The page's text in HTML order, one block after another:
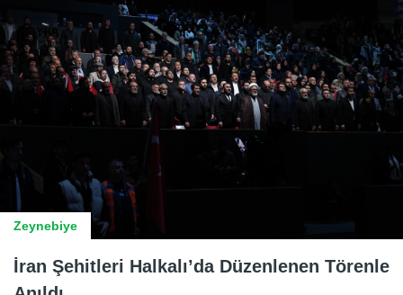
Zeynebiye
İran Şehitleri Halkalı’da Düzenlenen Törenle